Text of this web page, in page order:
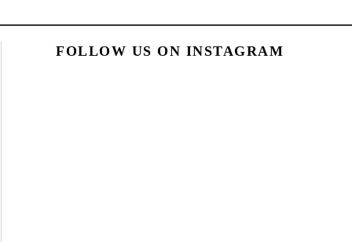
FOLLOW US ON INSTAGRAM